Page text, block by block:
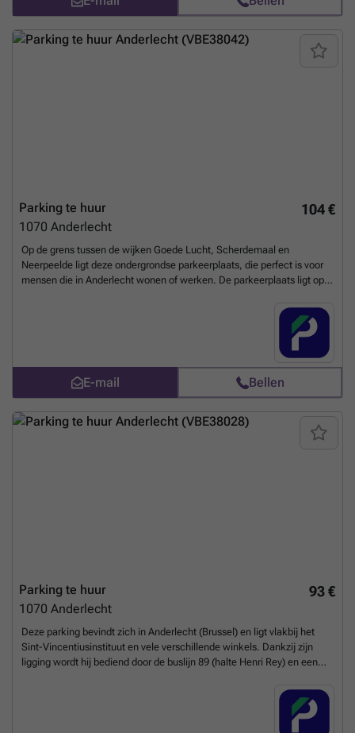
uw parkeerplaats direct boeken op de volgende link: ### Meer
weten?
104 €
Parking te huur
1070 Anderlecht
Op de grens tussen de wijken Goede Lucht, Scherdemaal en
Neerpeelde ligt deze ondergrondse parkeerplaats, die perfect is voor
mensen die in Anderlecht wonen of werken. De parkeerplaats ligt op
meerdere buslijnen stoppen) en Sibelius. De parkeerplaats is 24/7
toegankelijk, dus wacht niet lang met het reserveren van een plek in
deze ondergrondse en veilige parking. U kunt uw parkeerplaats direct
boeken op de volgende link: ### %20-%20anderlecht/rue-de-
scherdemael-1-anderlecht-2842?
utm_source=ubiflow&utm_medium=referral&utm_campaign=parking
_listing&utm_content=beMeer weten?
E-mail Bellen
93 €
Parking te huur
1070 Anderlecht
Deze parking bevindt zich in Anderlecht (Brussel) en ligt vlakbij het
Sint-Vincentiusinstituut en vele verschillende winkels. Dankzij zijn
ligging wordt hij bediend door de buslijn 89 (halte Henri Rey) en een
moeilijk is om te parkeren. U kunt vanaf nu op onze website een
ruimte huren in een afgesloten en beveiligde parkeergarage. U kunt
uw parkeerplaats direct boeken op de volgende link: ### %20-